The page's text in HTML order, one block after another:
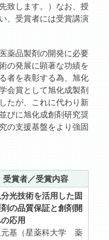
致します。）なお、授
、受賞者には受賞講演
薬品製剤の開発に必要
の発展に顕著な功績を
者を表彰する為、旭化
会賞として旭化成製剤
たが、これに代わり新
びに旭化成創剤研究奨
の支援基盤をより強固
受賞者／受賞内容
光技術を活用した固
の品質保証と創剤開
応用
元基（星薬科大学 薬